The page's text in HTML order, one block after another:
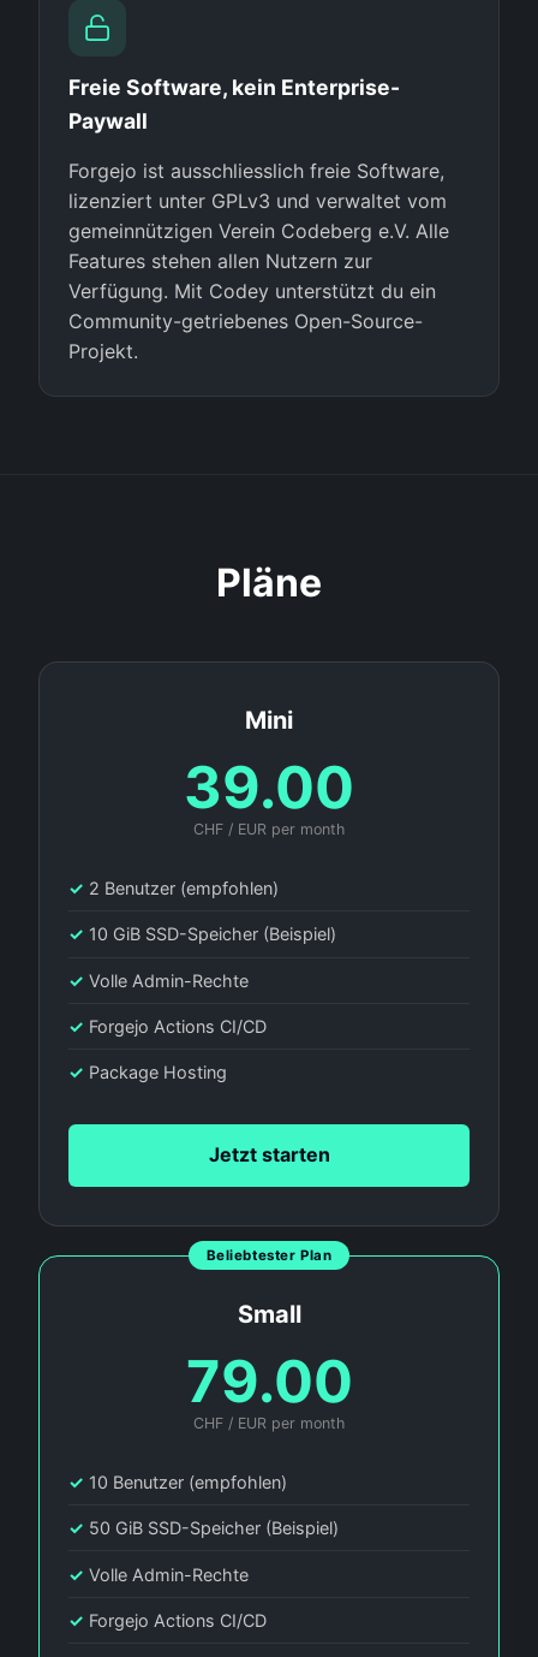
Freie Software, kein Enterprise-
Paywall
Forgejo ist ausschliesslich freie Software,
lizenziert unter GPLv3 und verwaltet vom
gemeinnützigen Verein Codeberg e.V. Alle
Features stehen allen Nutzern zur
Verfügung. Mit Codey unterstützt du ein
Community-getriebenes Open-Source-
Projekt.
Pläne
Mini
39.00
CHF / EUR per month
✓ 2 Benutzer (empfohlen)
✓ 10 GiB SSD-Speicher (Beispiel)
✓ Volle Admin-Rechte
✓ Forgejo Actions CI/CD
✓ Package Hosting
Jetzt starten
Beliebtester Plan
Small
79.00
CHF / EUR per month
✓ 10 Benutzer (empfohlen)
✓ 50 GiB SSD-Speicher (Beispiel)
✓ Volle Admin-Rechte
✓ Forgejo Actions CI/CD